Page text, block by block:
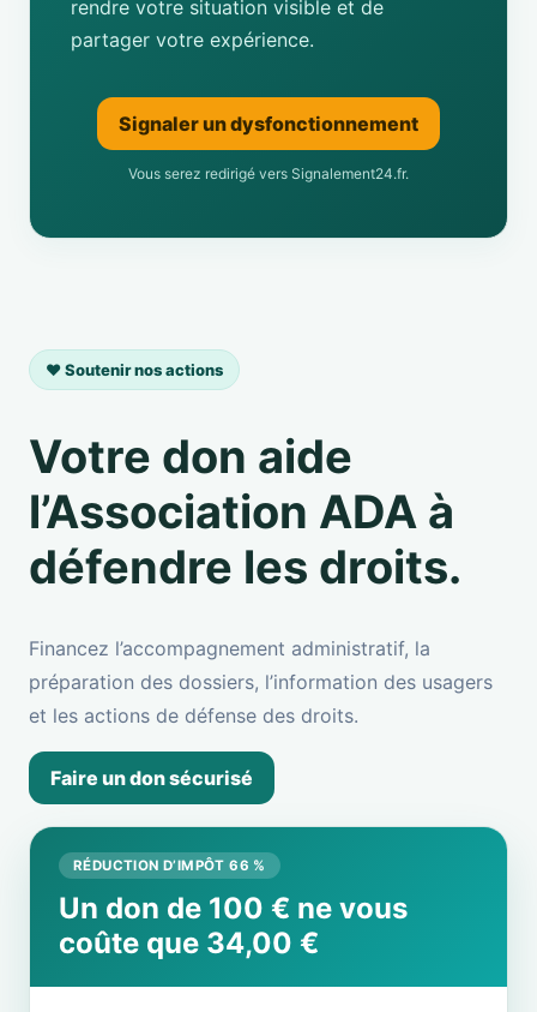
rendre votre situation visible et de
partager votre expérience.
Signaler un dysfonctionnement
Vous serez redirigé vers Signalement24.fr.
❤️ Soutenir nos actions
Votre don aide
l’Association ADA à
défendre les droits.
Financez l’accompagnement administratif, la
préparation des dossiers, l’information des usagers
et les actions de défense des droits.
Faire un don sécurisé
RÉDUCTION D’IMPÔT 66 %
Un don de 100 € ne vous
coûte que 34,00 €